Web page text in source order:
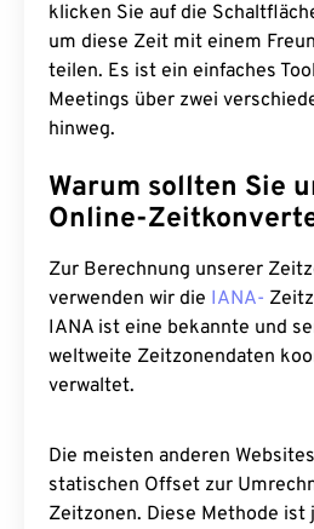
klicken Sie auf die
um diese Zeit mit einem
teilen. Es ist ein einfaches
Meetings über zwei
hinweg.
Warum sollten Sie
Online-
Zur Berechnung unserer
verwenden wir die IANA-
IANA ist eine bekannte und
weltweite Zeitzonendaten
verwaltet.
Die meisten anderen
statischen Offset zur
Zeitzonen. Diese Methode ist